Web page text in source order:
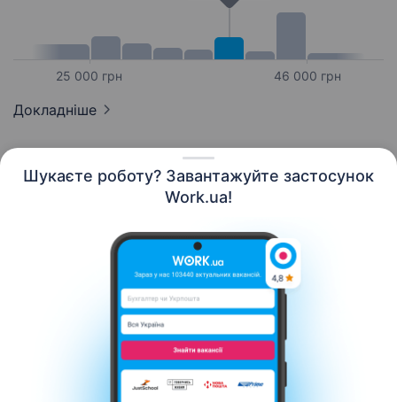
Шукаєте роботу? Завантажуйте застосунок
Work.ua!
25 000 грн 46 000 грн
Докладніше
Контакти Про нас
Кар’єра
Допомога Умови використання